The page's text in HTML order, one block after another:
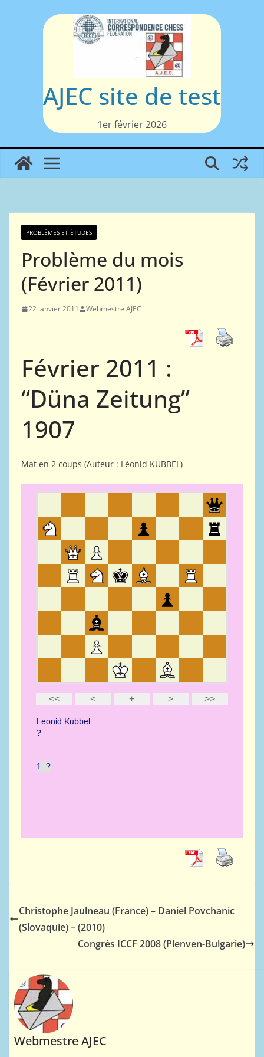
AJEC site de test
1er février 2026
PROBLÈMES ET ÉTUDES
Problème du mois
(Février 2011)
22 janvier 2011 Webmestre AJEC
Février 2011 :
“Düna Zeitung”
1907
Mat en 2 coups (Auteur : Léonid KUBBEL)
Christophe Jaulneau (France) – Daniel Povchanic
(Slovaquie) – (2010)
Congrès ICCF 2008 (Plenven-Bulgarie)
Webmestre AJEC